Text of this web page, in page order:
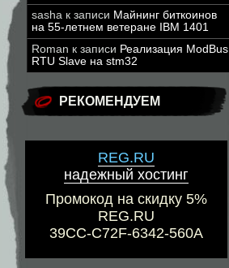
sasha к записи Майнинг биткоинов
на 55-летнем ветеране IBM 1401
Roman к записи Реализация ModBus
RTU Slave на stm32
РЕКОМЕНДУЕМ
REG.RU
надежный хостинг
Промокод на скидку 5%
REG.RU
39CC-C72F-6342-560A